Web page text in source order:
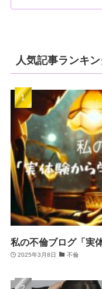
人気記事ランキ
私の不倫ブログ「実
2025年3月8日 不倫